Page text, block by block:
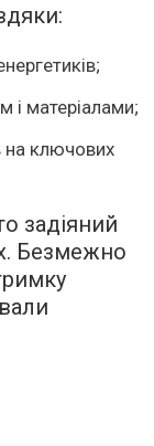
і матеріалами;
на ключових
задіяний
Безмежно